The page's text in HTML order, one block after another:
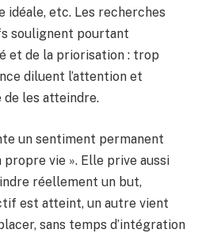
idéale, etc. Les recherches
soulignent pourtant
et de la priorisation : trop
diluent l’attention et
les atteindre.
un sentiment permanent
propre vie ». Elle prive aussi
réellement un but,
est atteint, un autre vient
sans temps d’intégration